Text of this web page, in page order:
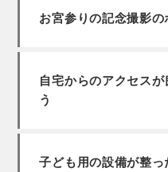
お宮参りの記念撮影の
自宅からのアクセス
う
子ども用の設備が整